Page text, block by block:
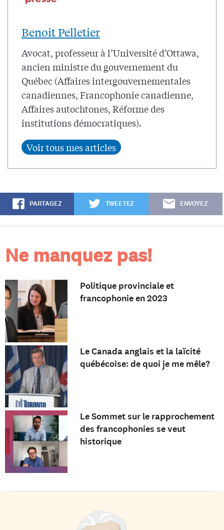
Benoit Pelletier
Avocat, professeur à l’Université d’Ottawa,
ancien ministre du gouvernement du
Québec (Affaires intergouvernementales
canadiennes, Francophonie canadienne,
Affaires autochtones, Réforme des
institutions démocratiques).
PARTAGEZ TWEETEZ ENVOYEZ
Ne manquez pas!
Politique provinciale et
francophonie en 2023
Le Canada anglais et la laïcité
québécoise: de quoi je me mêle?
Le Sommet sur le rapprochement
des francophonies se veut
historique